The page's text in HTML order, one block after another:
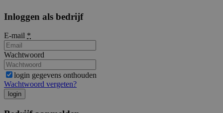
Inloggen als bedrijf
E-mail *
Wachtwoord
login gegevens onthouden
Wachtwoord vergeten?
login